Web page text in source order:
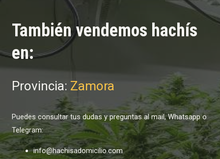
También vendemos hachís
en:
Provincia: Zamora
Puedes consultar tus dudas y preguntas al mail, Whatsapp o
Telegram:
info@hachisadomicilio.com